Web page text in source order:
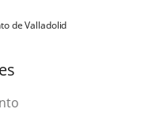
de Valladolid